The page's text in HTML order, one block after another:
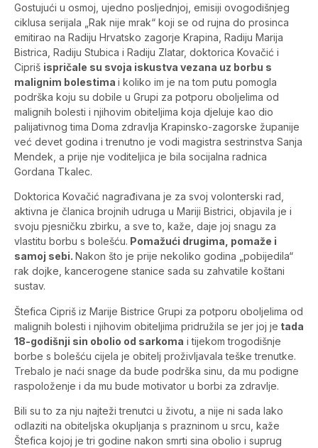
Gostujući u osmoj, ujedno posljednjoj, emisiji ovogodišnjeg
ciklusa serijala „Rak nije mrak“ koji se od rujna do prosinca
emitirao na Radiju Hrvatsko zagorje Krapina, Radiju Marija
Bistrica, Radiju Stubica i Radiju Zlatar, doktorica Kovačić i
Cipriš ispričale su svoja iskustva vezana uz borbu s
malignim bolestima i koliko im je na tom putu pomogla
podrška koju su dobile u Grupi za potporu oboljelima od
malignih bolesti i njihovim obiteljima koja djeluje kao dio
palijativnog tima Doma zdravlja Krapinsko-zagorske županije
već devet godina i trenutno je vodi magistra sestrinstva Sanja
Mendek, a prije nje voditeljica je bila socijalna radnica
Gordana Tkalec.
Doktorica Kovačić nagrađivana je za svoj volonterski rad,
aktivna je članica brojnih udruga u Mariji Bistrici, objavila je i
svoju pjesničku zbirku, a sve to, kaže, daje joj snagu za
vlastitu borbu s bolešću. Pomažući drugima, pomaže i
samoj sebi. Nakon što je prije nekoliko godina „pobijedila“
rak dojke, kancerogene stanice sada su zahvatile koštani
sustav.
Štefica Cipriš iz Marije Bistrice Grupi za potporu oboljelima od
malignih bolesti i njihovim obiteljima pridružila se jer joj je tada
18-godišnji sin obolio od sarkoma i tijekom trogodišnje
borbe s bolešću cijela je obitelj proživljavala teške trenutke.
Trebalo je naći snage da bude podrška sinu, da mu podigne
raspoloženje i da mu bude motivator u borbi za zdravlje.
Bili su to za nju najteži trenutci u životu, a nije ni sada lako
odlaziti na obiteljska okupljanja s prazninom u srcu, kaže
Štefica kojoj je tri godine nakon smrti sina obolio i suprug